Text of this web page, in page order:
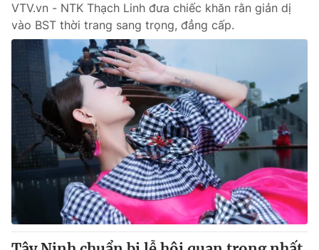
VTV.vn - NTK Thạch Linh đưa chiếc khăn rằn giản dị
vào BST thời trang sang trọng, đẳng cấp.